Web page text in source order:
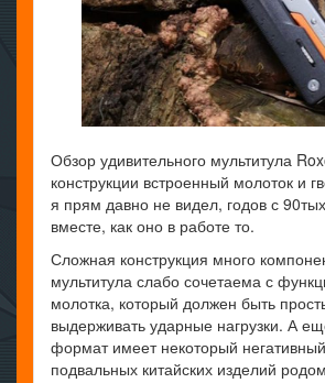
Обзор удивительного мультитула
конструкции встроенный молоток и
я прям давно не видел, годов с
вместе, как оно в работе то.
Сложная конструкция много
мультитула слабо сочетаема с
молотка, который должен быть
выдерживать ударные нагрузки. А
формат имеет некоторый
подвальных китайских изделий